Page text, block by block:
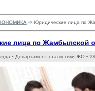
-> Юридические лица по
лица по Жамбылской
• Департамент статистики ЖО •